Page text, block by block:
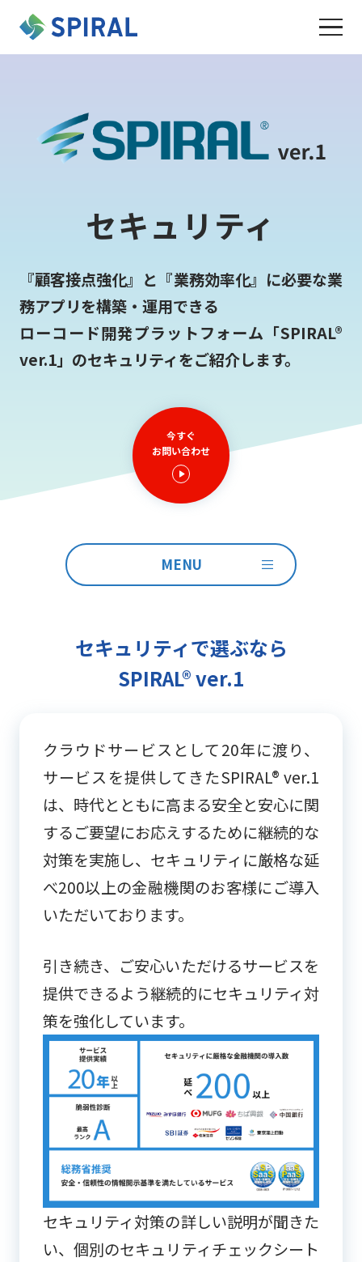
セキュリティ
『顧客接点強化』と『業務効率化』に必要な業
務アプリを構築・運用できる
ローコード開発プラットフォーム「SPIRAL®
ver.1」のセキュリティをご紹介します。
今すぐ
お問い合わせ
MENU
セキュリティで選ぶなら
SPIRAL® ver.1
クラウドサービスとして20年に渡り、
サービスを提供してきたSPIRAL® ver.1
は、時代とともに高まる安全と安心に関
するご要望にお応えするために継続的な
対策を実施し、セキュリティに厳格な延
べ200以上の金融機関のお客様にご導入
いただいております。
引き続き、ご安心いただけるサービスを
提供できるよう継続的にセキュリティ対
策を強化しています。
セキュリティ対策の詳しい説明が聞きた
い、個別のセキュリティチェックシート